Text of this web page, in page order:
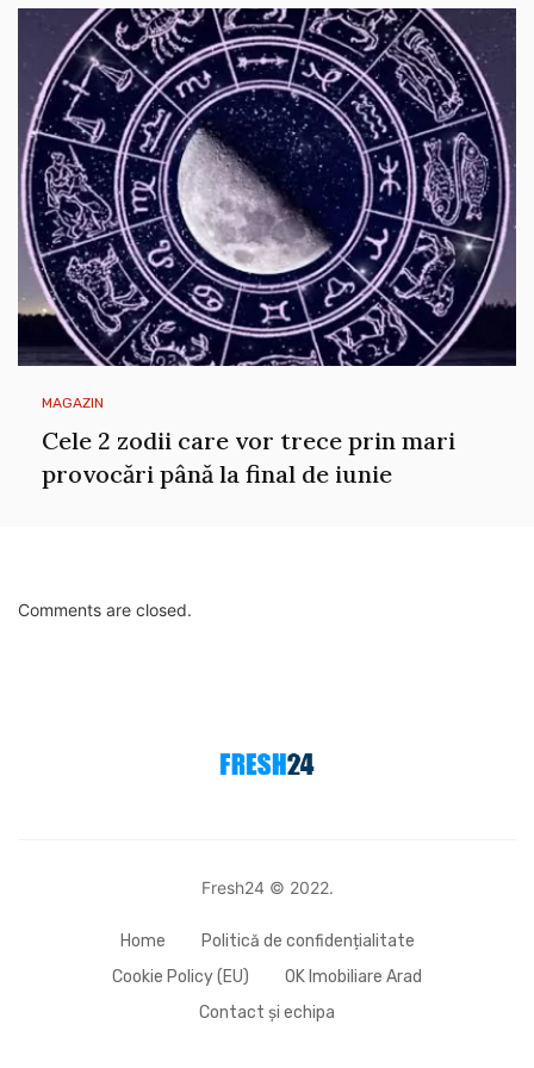
MAGAZIN
Cele 2 zodii care vor trece prin mari
provocări până la final de iunie
Comments are closed.
Fresh24 © 2022.
Home
Politică de confidențialitate
Cookie Policy (EU)
OK Imobiliare Arad
Contact și echipa